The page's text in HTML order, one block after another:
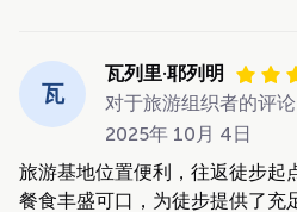
瓦
瓦列里·耶列明
对于旅游组织者的评论
2025年 10月 4日
旅游基地位置便利，往返徒步起
餐食丰盛可口，为徒步提供了充